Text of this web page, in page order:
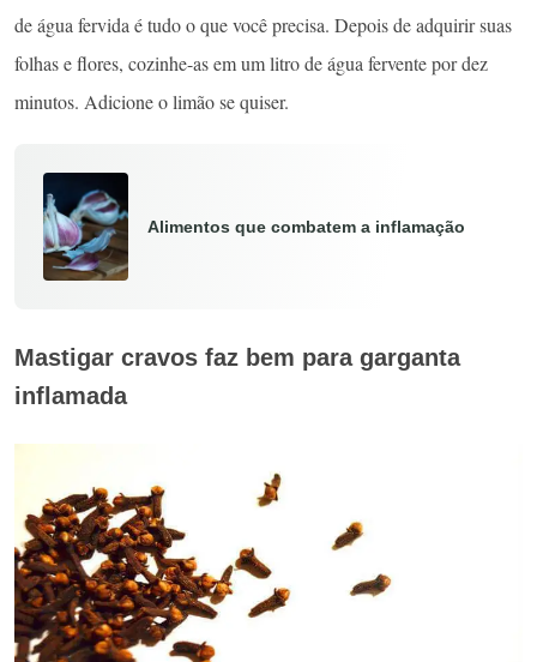
de água fervida é tudo o que você precisa. Depois de adquirir suas
folhas e flores, cozinhe-as em um litro de água fervente por dez
minutos. Adicione o limão se quiser.
Alimentos que combatem a inflamação
Mastigar cravos faz bem para garganta
inflamada